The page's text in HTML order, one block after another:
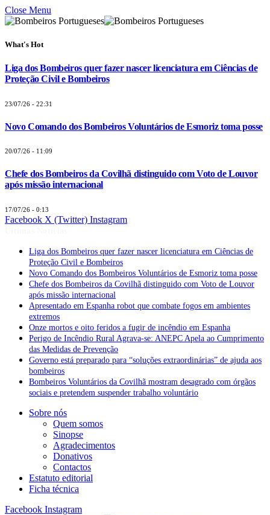
Close Menu
What's Hot
Liga dos Bombeiros quer fazer nascer licenciatura em Ciências de
Proteção Civil e Bombeiros
23/07/26 - 22:31
Novo Comando dos Bombeiros Voluntários de Esmoriz toma posse
20/07/26 - 11:09
Chefe dos Bombeiros da Covilhã distinguido com Voto de Louvor
após missão internacional
17/07/26 - 0:13
Facebook X (Twitter) Instagram
Liga dos Bombeiros quer fazer nascer licenciatura em Ciências de
Proteção Civil e Bombeiros
Novo Comando dos Bombeiros Voluntários de Esmoriz toma posse
Chefe dos Bombeiros da Covilhã distinguido com Voto de Louvor
após missão internacional
Apresentado em Espanha robot que combate fogos em ambientes
extremos
Onze mortos e oito feridos a fugir de incêndio em Espanha
Perigo de Incêndio Rural Agrava-se: ANEPC Apela ao Cumprimento
das Medidas de Prevenção
Governo está preparado para “soluções extraordinárias” de ajuda aos
bombeiros
Bombeiros Voluntários da Covilhã mostram desagrado com órgãos
sociais e pretendem suspender trabalho voluntário
Sobre nós
Quem somos
Sinopse
Agradecimentos
Donativos
Contactos
Estatuto editorial
Ficha técnica
Facebook Instagram